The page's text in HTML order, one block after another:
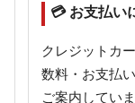
💳 お支払い
クレジットカ
数料・お支払
ご案内していま